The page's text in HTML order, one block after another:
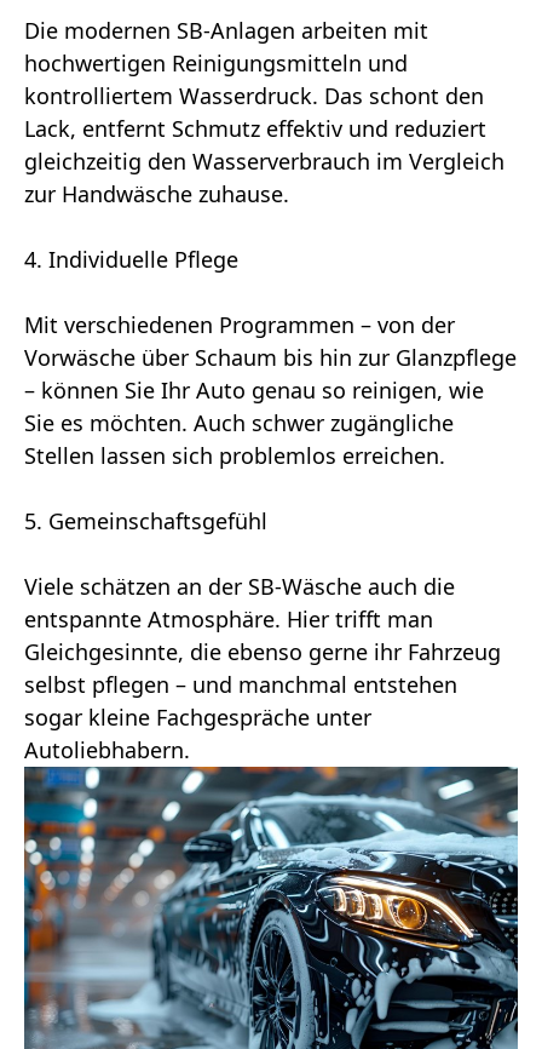
Die modernen SB-Anlagen arbeiten mit
hochwertigen Reinigungsmitteln und
kontrolliertem Wasserdruck. Das schont den
Lack, entfernt Schmutz effektiv und reduziert
gleichzeitig den Wasserverbrauch im Vergleich
zur Handwäsche zuhause.
4. Individuelle Pflege
Mit verschiedenen Programmen – von der
Vorwäsche über Schaum bis hin zur Glanzpflege
– können Sie Ihr Auto genau so reinigen, wie
Sie es möchten. Auch schwer zugängliche
Stellen lassen sich problemlos erreichen.
5. Gemeinschaftsgefühl
Viele schätzen an der SB-Wäsche auch die
entspannte Atmosphäre. Hier trifft man
Gleichgesinnte, die ebenso gerne ihr Fahrzeug
selbst pflegen – und manchmal entstehen
sogar kleine Fachgespräche unter
Autoliebhabern.